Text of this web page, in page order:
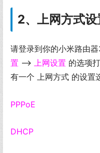
2、上网方式
请登录到你的小米路由
置 ——> 上网设置 的选项
有一个 上网方式 的设置
PPPoE
DHCP